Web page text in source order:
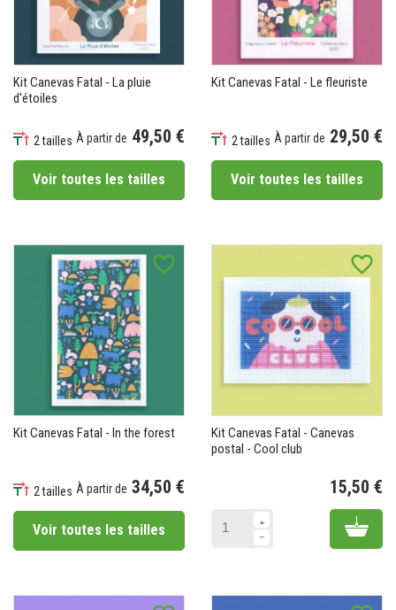
Kit Canevas Fatal - La pluie
d'étoiles
2 tailles À partir de 49,50 €
Voir toutes les tailles
Kit Canevas Fatal - Le fleuriste
2 tailles À partir de 29,50 €
Voir toutes les tailles
favorite_border
Kit Canevas Fatal - In the forest
2 tailles À partir de 34,50 €
Voir toutes les tailles
favorite_border
Kit Canevas Fatal - Canevas
postal - Cool club
15,50 €
Add